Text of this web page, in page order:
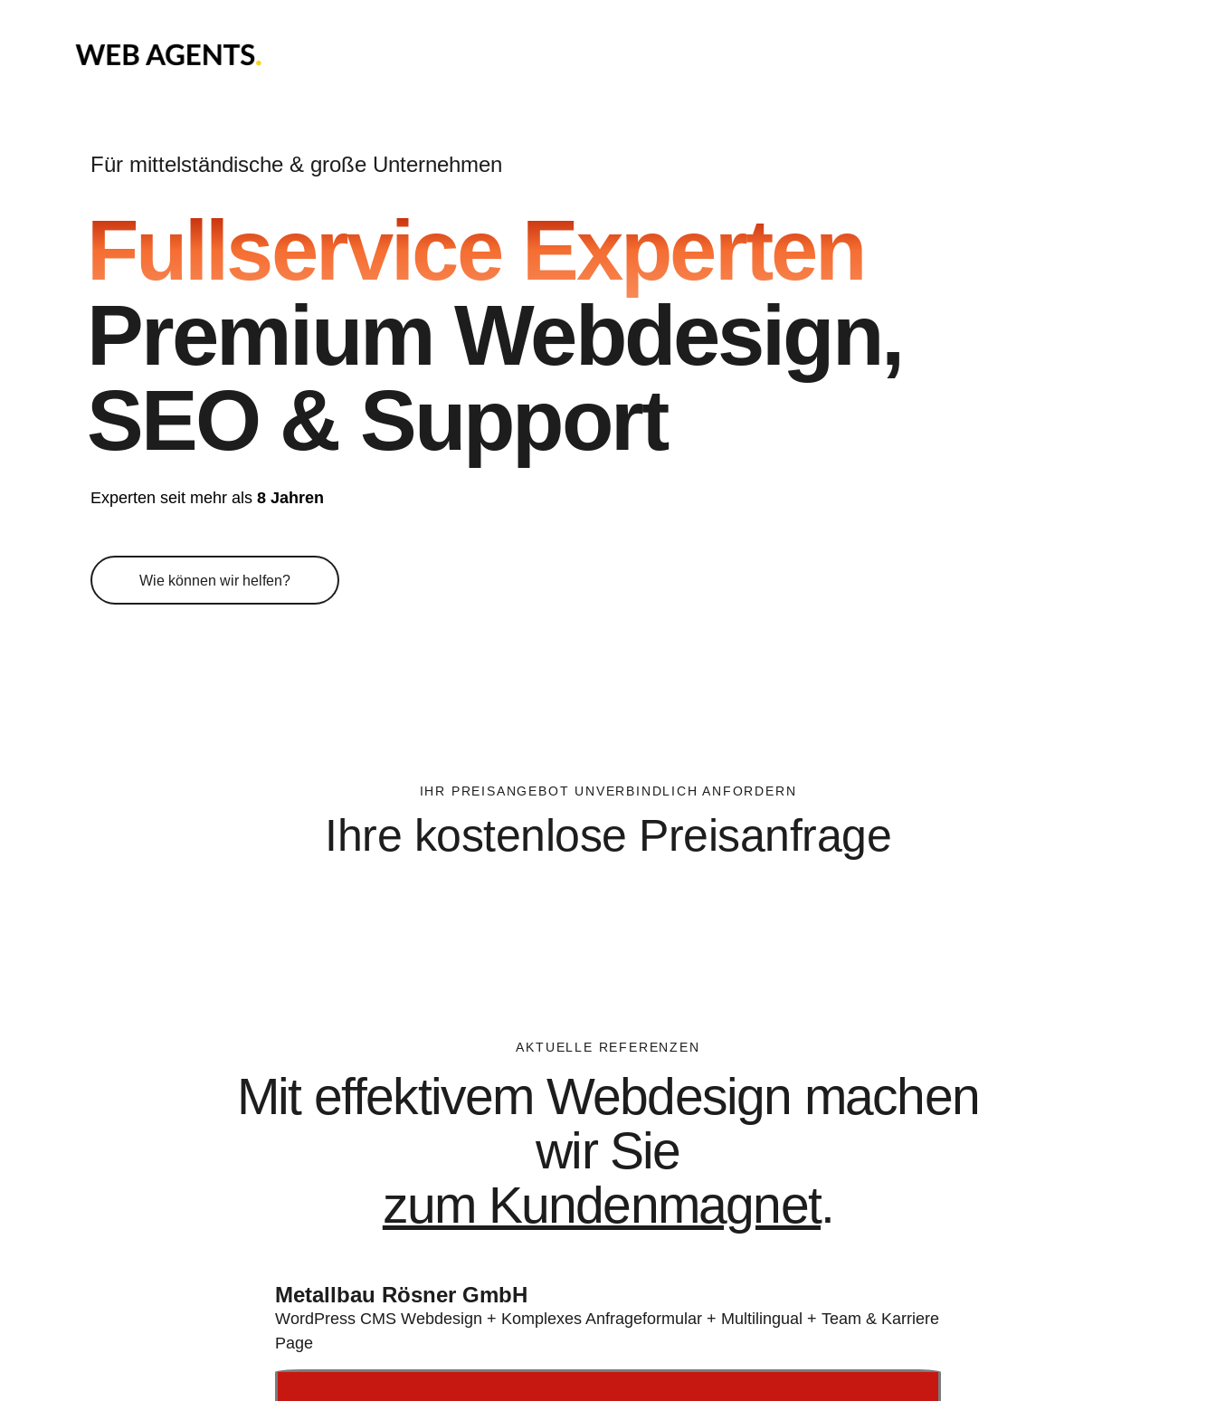
Für mittelständische & große Unternehmen
Fullservice Experten
Premium Webdesign,
SEO & Support
Experten seit mehr als8 Jahren
Wie können wir helfen?
IHR PREISANGEBOT UNVERBINDLICH ANFORDERN
Ihre kostenlose Preisanfrage
AKTUELLE REFERENZEN
Mit effektivem Webdesign machen
wir Sie
zum Kundenmagnet.
Metallbau Rösner GmbH
WordPress CMS Webdesign + Komplexes Anfrageformular + Multilingual + Team & Karriere
Page